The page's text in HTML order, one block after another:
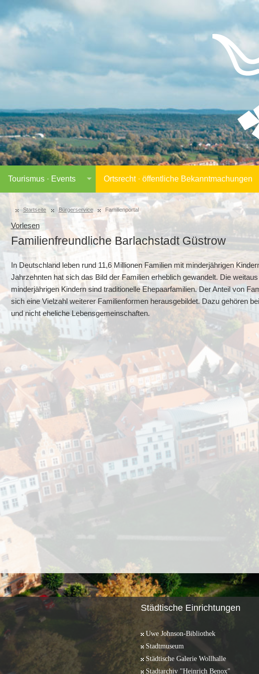
Tourismus · Events Ortsrecht · öffentliche Bekanntmachungen
Startseite Bürgerservice Familienportal
Vorlesen
Familienfreundliche Barlachstadt Güstrow
In Deutschland leben rund 11,6 Millionen Familien mit minderjährigen
Jahrzehnten hat sich das Bild der Familien erheblich gewandelt. Die
minderjährigen Kindern sind traditionelle Ehepaarfamilien. Der Anteil von
sich eine Vielzahl weiterer Familienformen herausgebildet. Dazu gehören
und nicht eheliche Lebensgemeinschaften.
Städtische Einrichtungen
Uwe Johnson-Bibliothek
Stadtmuseum
Städtische Galerie Wollhalle
Stadtarchiv "Heinrich Benox"